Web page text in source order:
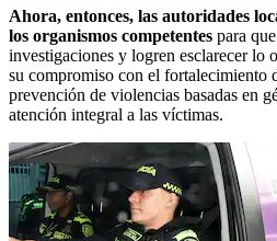
Ahora, entonces, las autoridades
los organismos competentes para
investigaciones y logren esclarecer lo
su compromiso con el fortalecimiento
prevención de violencias basadas en
atención integral a las víctimas.